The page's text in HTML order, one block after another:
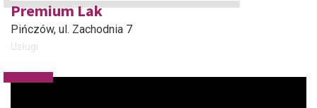
Premium Lak
Pińczów, ul. Zachodnia 7
Usługi